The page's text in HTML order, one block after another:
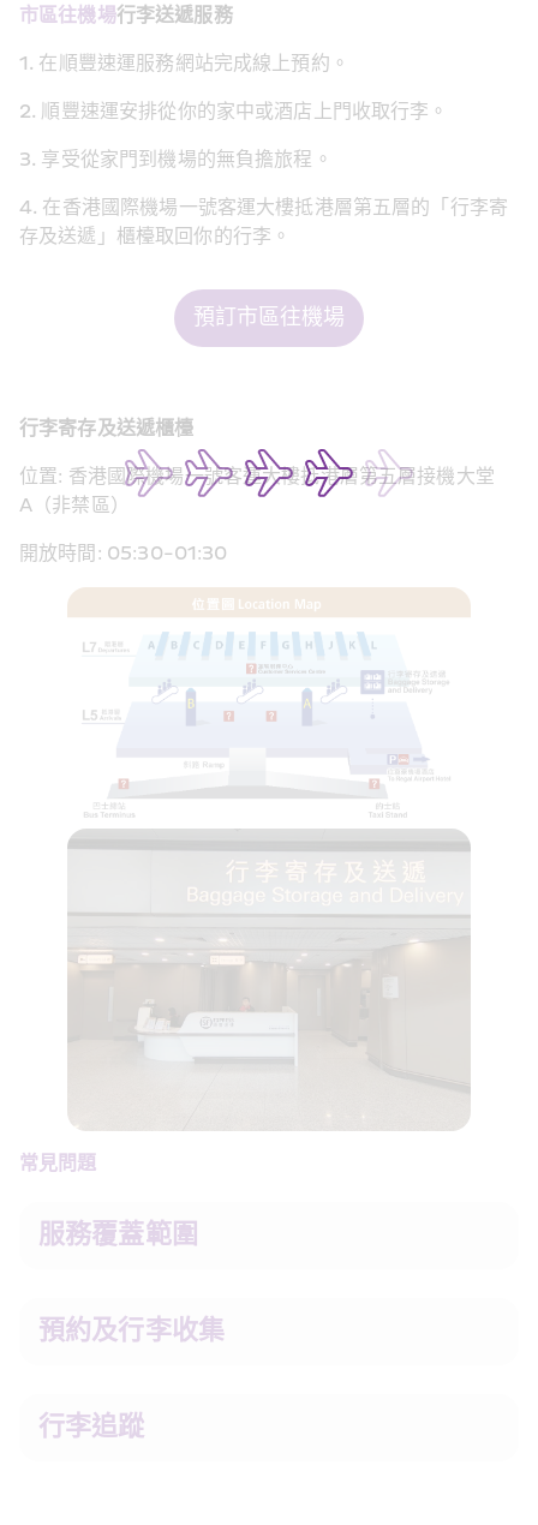
市區往機場行李送遞服務
1. 在順豐速運服務網站完成線上預約。
2. 順豐速運安排從你的家中或酒店上門收取行李。
3. 享受從家門到機場的無負擔旅程。
4. 在香港國際機場一號客運大樓抵港層第五層的「行李寄
存及送遞」櫃檯取回你的行李。
預訂市區往機場
行李寄存及送遞櫃檯
位置: 香港國際機場一號客運大樓抵港層第五層接機大堂
A（非禁區）
開放時間: 05:30-01:30
常見問題
服務覆蓋範圍
預約及行李收集
行李追蹤